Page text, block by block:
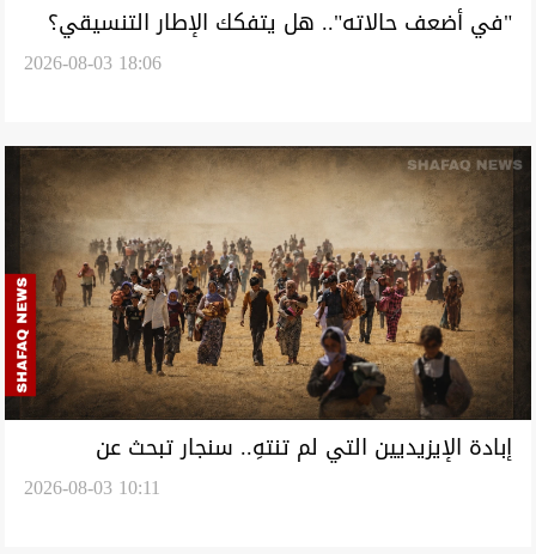
"في أضعف حالاته".. هل يتفكك الإطار التنسيقي؟
2026-08-03 18:06
إبادة الإيزيديين التي لم تنتهِ.. سنجار تبحث عن
2026-08-03 10:11